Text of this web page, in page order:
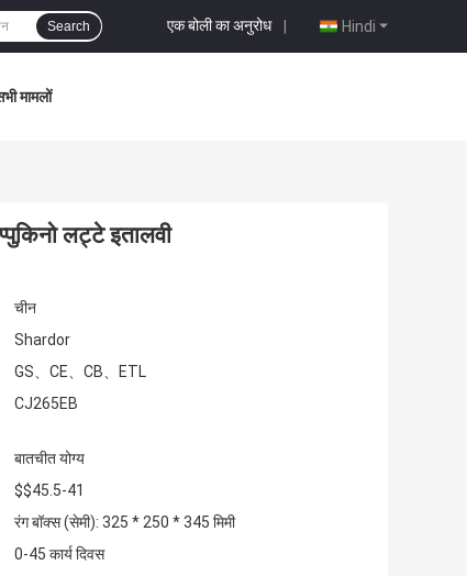
Hindi
एक बोली का अनुरोध |
Search
मामलों
लट्टे इतालवी
चीन
Shardor
GS、CE、CB、ETL
CJ265EB
बातचीत योग्य
$$45.5-41
रंग बॉक्स (सेमी): 325 * 250 * 345 मिमी
0-45 कार्य दिवस